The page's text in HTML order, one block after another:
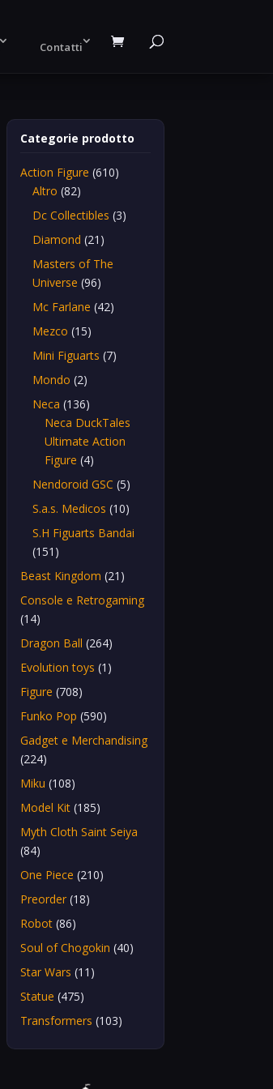
Contatti
Categorie prodotto
Action Figure (610)
Altro (82)
Dc Collectibles (3)
Diamond (21)
Masters of The
Universe (96)
Mc Farlane (42)
Mezco (15)
Mini Figuarts (7)
Mondo (2)
Neca (136)
Neca DuckTales
Ultimate Action
Figure (4)
Nendoroid GSC (5)
S.a.s. Medicos (10)
S.H Figuarts Bandai
(151)
Beast Kingdom (21)
Console e Retrogaming
(14)
Dragon Ball (264)
Evolution toys (1)
Figure (708)
Funko Pop (590)
Gadget e Merchandising
(224)
Miku (108)
Model Kit (185)
Myth Cloth Saint Seiya
(84)
One Piece (210)
Preorder (18)
Robot (86)
Soul of Chogokin (40)
Star Wars (11)
Statue (475)
Transformers (103)